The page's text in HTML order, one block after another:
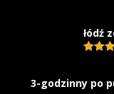
łódź
3-godzinny po